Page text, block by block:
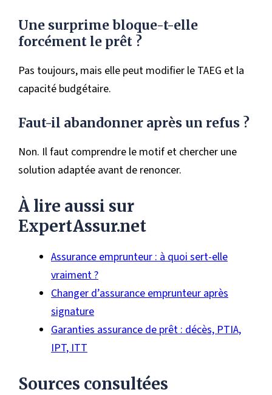
Une surprime bloque-t-elle
forcément le prêt ?
Pas toujours, mais elle peut modifier le TAEG et la
capacité budgétaire.
Faut-il abandonner après un refus ?
Non. Il faut comprendre le motif et chercher une
solution adaptée avant de renoncer.
À lire aussi sur
ExpertAssur.net
Assurance emprunteur : à quoi sert-elle
vraiment ?
Changer d’assurance emprunteur après
signature
Garanties assurance de prêt : décès, PTIA,
IPT, ITT
Sources consultées